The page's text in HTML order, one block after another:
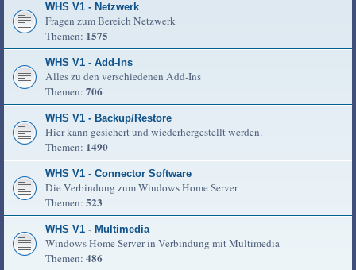
WHS V1 - Netzwerk
Fragen zum Bereich Netzwerk
Themen: 1575
WHS V1 - Add-Ins
Alles zu den verschiedenen Add-Ins
Themen: 706
WHS V1 - Backup/Restore
Hier kann gesichert und wiederhergestellt werden.
Themen: 1490
WHS V1 - Connector Software
Die Verbindung zum Windows Home Server
Themen: 523
WHS V1 - Multimedia
Windows Home Server in Verbindung mit Multimedia
Themen: 486